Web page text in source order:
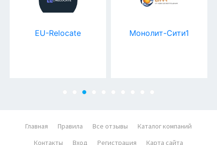
EU-Relocate Монолит-Сити1
Главная Правила Все отзывы
Каталог компаний
Контакты
Вход Регистрация Карта сайта